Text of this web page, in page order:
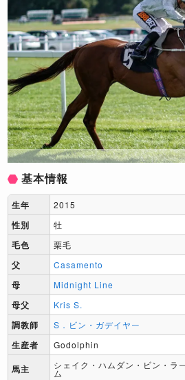
基本情報
生年 2015
性別 牡
毛色 栗毛
父 Casamento
母 Midnight Line
母父 Kris S.
調教師 S．ビン・ガデイヤー
生産者 Godolphin
馬主 シェイク・ハムダン・ビン・ラ
ム